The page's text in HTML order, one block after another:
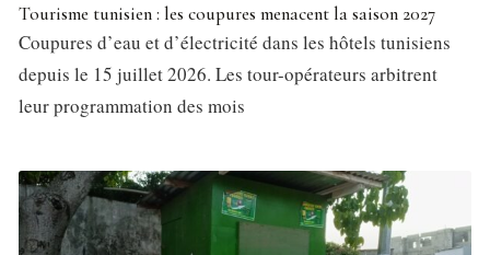
Tourisme tunisien : les coupures menacent la saison 2027
Coupures d’eau et d’électricité dans les hôtels tunisiens
depuis le 15 juillet 2026. Les tour-opérateurs arbitrent
leur programmation des mois